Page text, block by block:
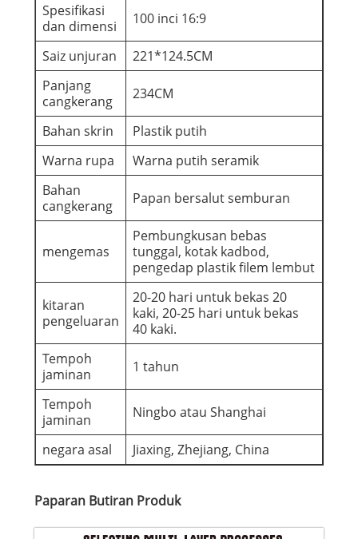
Spesifikasi
dan dimensi
100 inci 16:9
Saiz unjuran
221*124.5CM
Panjang
cangkerang
234CM
Bahan skrin
Plastik putih
Warna rupa
Warna putih seramik
Bahan
cangkerang
Papan bersalut semburan
mengemas
Pembungkusan bebas
tunggal, kotak kadbod,
pengedap plastik filem lembut
kitaran
pengeluaran
20-20 hari untuk bekas 20
kaki, 20-25 hari untuk bekas
40 kaki.
Tempoh
jaminan
1 tahun
Tempoh
jaminan
Ningbo atau Shanghai
negara asal Jiaxing, Zhejiang, China
Paparan Butiran Produk